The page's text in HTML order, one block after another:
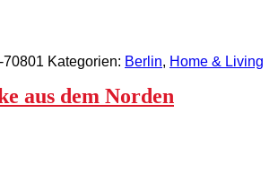
70801 Kategorien: Berlin, Home & Living
aus dem Norden